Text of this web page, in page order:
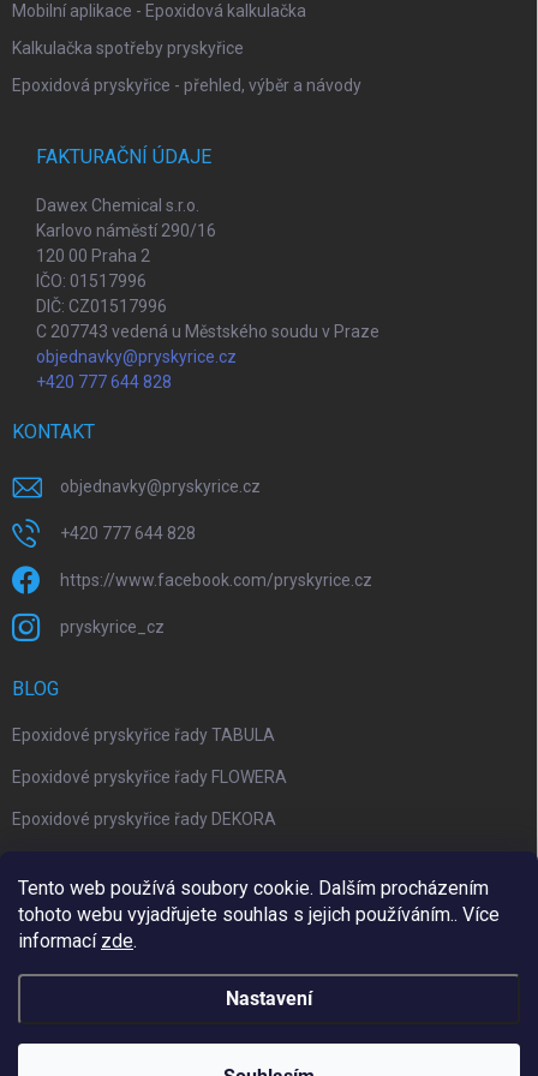
Tento web používá soubory cookie. Dalším procházením
tohoto webu vyjadřujete souhlas s jejich používáním.. Více
informací zde.
Nastavení
Mobilní aplikace - Epoxidová kalkulačka
Kalkulačka spotřeby pryskyřice
Epoxidová pryskyřice - přehled, výběr a návody
FAKTURAČNÍ ÚDAJE
Dawex Chemical s.r.o.
Karlovo náměstí 290/16
120 00 Praha 2
IČO: 01517996
DIČ: CZ01517996
C 207743 vedená u Městského soudu v Praze
objednavky@pryskyrice.cz
+420 777 644 828
KONTAKT
objednavky@pryskyrice.cz
+420 777 644 828
https://www.facebook.com/pryskyrice.cz
pryskyrice_cz
BLOG
Epoxidové pryskyřice řady TABULA
Epoxidové pryskyřice řady FLOWERA
Epoxidové pryskyřice řady DEKORA
Copyright 2026Pryskyřice.cz. Všechna práva vyhrazena.Upravit
nastavení cookies